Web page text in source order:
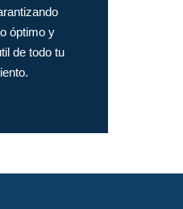
óptimo y
de todo tu